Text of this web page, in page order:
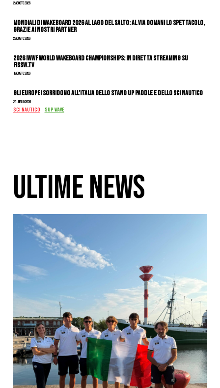
2 Agosto 2026
Mondiali di Wakeboard 2026 al Lago del Salto: al via domani lo spettacolo,
grazie ai nostri Partner
2 Agosto 2026
2026 IWWF WORLD WAKEBOARD CHAMPIONSHIPS: IN DIRETTA STREAMING SU
FISSW.TV
1 Agosto 2026
Gli Europei sorridono all’Italia dello stand up paddle e dello sci nautico
29 Luglio 2026
SCI NAUTICO SUP WAVE
ULTIME NEWS